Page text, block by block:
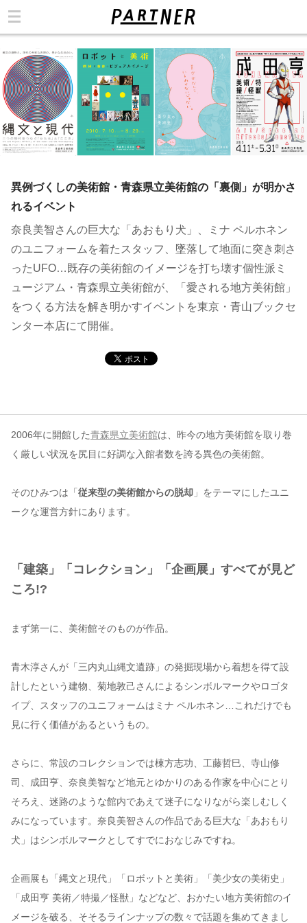
異例づくしの美術館・青森県立美術館の「裏側」が明かさ
れるイベント
奈良美智さんの巨大な「あおもり犬」、ミナ ペルホネン
のユニフォームを着たスタッフ、墜落して地面に突き刺さ
ったUFO…既存の美術館のイメージを打ち壊す個性派ミ
ュージアム・青森県立美術館が、「愛される地方美術館」
をつくる方法を解き明かすイベントを東京・青山ブックセ
ンター本店にて開催。
2006年に開館した青森県立美術館は、昨今の地方美術館を取り巻
く厳しい状況を尻目に好調な入館者数を誇る異色の美術館。
そのひみつは「 従来型の美術館からの脱却 」をテーマにしたユニ
ークな運営方針にあります。
「建築」「コレクション」「企画展」すべてが見ど
ころ!?
まず第一に、美術館そのものが作品。
青木淳さんが「三内丸山縄文遺跡」の発掘現場から着想を得て設
計したという建物、菊地敦己さんによるシンボルマークやロゴタ
イプ、スタッフのユニフォームはミナ ペルホネン…これだけでも
見に行く価値があるというもの。
さらに、常設のコレクションでは棟方志功、工藤哲巳、寺山修
司、成田亨、奈良美智など地元とゆかりのある作家を中心にとり
そろえ、迷路のような館内であえて迷子になりながら楽しむしく
みになっています。奈良美智さんの作品である巨大な「あおもり
犬」はシンボルマークとしてすでにおなじみですね。
企画展も「縄文と現代」「ロボットと美術」「美少女の美術史」
「成田亨 美術／特撮／怪獣」などなど、おかたい地方美術館のイ
メージを破る、そそるラインナップの数々で話題を集めてきまし